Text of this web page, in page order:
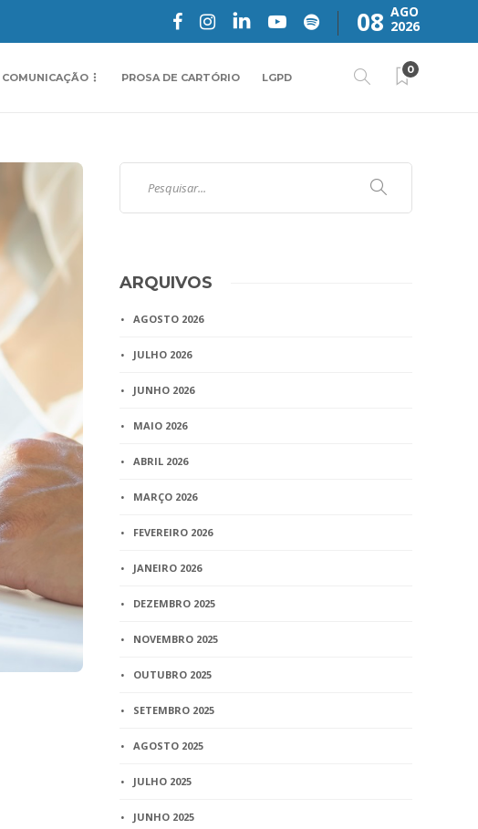
08 AGO
2026
COMUNICAÇÃO PROSA DE CARTÓRIO LGPD
0
ARQUIVOS
AGOSTO 2026
JULHO 2026
JUNHO 2026
MAIO 2026
ABRIL 2026
MARÇO 2026
FEVEREIRO 2026
JANEIRO 2026
DEZEMBRO 2025
NOVEMBRO 2025
OUTUBRO 2025
SETEMBRO 2025
AGOSTO 2025
JULHO 2025
JUNHO 2025